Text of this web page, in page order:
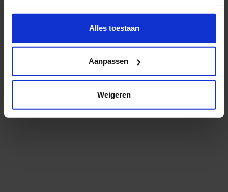
Wil je meer weten of de voorkeur aanpassen, bekijk dan
https://www.hku.nl/privacy-statement-en-
Alles toestaan
Aanpassen
Weigeren
Bekijk het studieaanbod
Lees meer over onderzoek en expertise
zoekmachine.